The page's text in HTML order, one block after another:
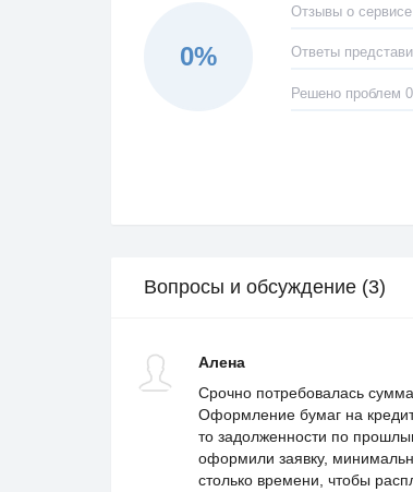
0%
Отзывы о
Ответы
Решено проблем
Вопросы и обсуждение (3)
Алена
Срочно потребовалась
Оформление бумаг на
то задолженности по
оформили заявку,
столько времени, чтобы